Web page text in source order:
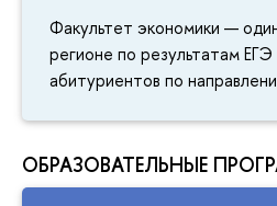
Факультет экономики —
регионе по результатам
абитуриентов по
ОБРАЗОВАТЕЛЬНЫЕ